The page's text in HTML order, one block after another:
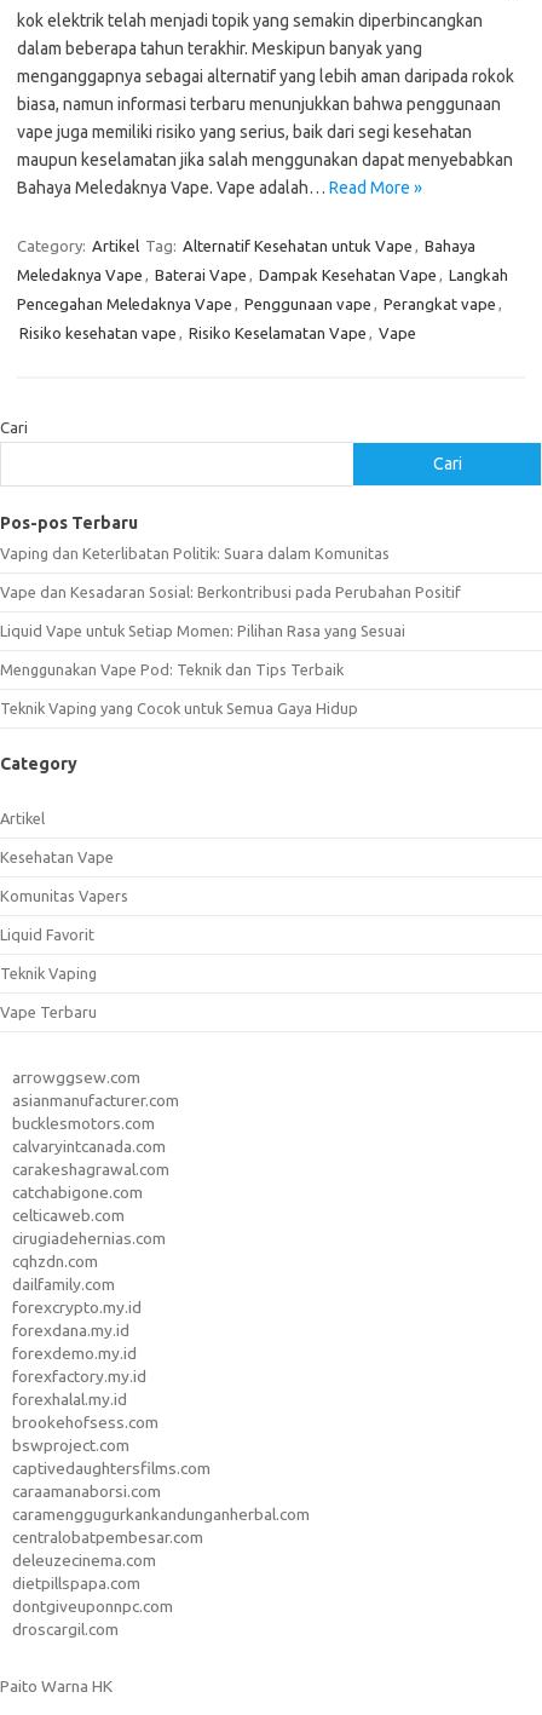
kok elektrik telah menjadi topik yang semakin diperbincangkan
dalam beberapa tahun terakhir. Meskipun banyak yang
menganggapnya sebagai alternatif yang lebih aman daripada rokok
biasa, namun informasi terbaru menunjukkan bahwa penggunaan
vape juga memiliki risiko yang serius, baik dari segi kesehatan
maupun keselamatan jika salah menggunakan dapat menyebabkan
Bahaya Meledaknya Vape. Vape adalah… Read More »
Category: Artikel Tag: Alternatif Kesehatan untuk Vape , Bahaya
Meledaknya Vape , Baterai Vape , Dampak Kesehatan Vape , Langkah
Pencegahan Meledaknya Vape , Penggunaan vape , Perangkat vape ,
Risiko kesehatan vape , Risiko Keselamatan Vape , Vape
Cari
Cari
Pos-pos Terbaru
Vaping dan Keterlibatan Politik: Suara dalam Komunitas
Vape dan Kesadaran Sosial: Berkontribusi pada Perubahan Positif
Liquid Vape untuk Setiap Momen: Pilihan Rasa yang Sesuai
Menggunakan Vape Pod: Teknik dan Tips Terbaik
Teknik Vaping yang Cocok untuk Semua Gaya Hidup
Category
Artikel
Kesehatan Vape
Komunitas Vapers
Liquid Favorit
Teknik Vaping
Vape Terbaru
arrowggsew.com
asianmanufacturer.com
bucklesmotors.com
calvaryintcanada.com
carakeshagrawal.com
catchabigone.com
celticaweb.com
cirugiadehernias.com
cqhzdn.com
dailfamily.com
forexcrypto.my.id
forexdana.my.id
forexdemo.my.id
forexfactory.my.id
forexhalal.my.id
brookehofsess.com
bswproject.com
captivedaughtersfilms.com
caraamanaborsi.com
caramenggugurkankandunganherbal.com
centralobatpembesar.com
deleuzecinema.com
dietpillspapa.com
dontgiveuponnpc.com
droscargil.com
Paito Warna HK